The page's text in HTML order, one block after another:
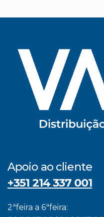
Apoio ao cliente
+351 214 337 001
2ªfeira a 6ªfeira: